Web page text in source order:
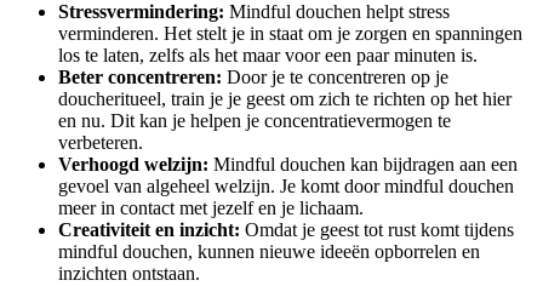
Stressvermindering: Mindful douchen helpt stress
verminderen. Het stelt je in staat om je zorgen en spanningen
los te laten, zelfs als het maar voor een paar minuten is.
Beter concentreren: Door je te concentreren op je
doucheritueel, train je je geest om zich te richten op het hier
en nu. Dit kan je helpen je concentratievermogen te
verbeteren.
Verhoogd welzijn: Mindful douchen kan bijdragen aan een
gevoel van algeheel welzijn. Je komt door mindful douchen
meer in contact met jezelf en je lichaam.
Creativiteit en inzicht: Omdat je geest tot rust komt tijdens
mindful douchen, kunnen nieuwe ideeën opborrelen en
inzichten ontstaan.